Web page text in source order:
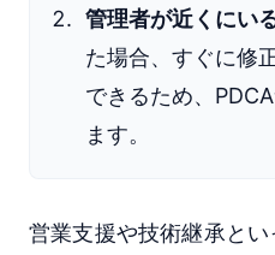
管理者が近くにい
た場合、すぐに修
できるため、
ます。
営業支援や技術継承と